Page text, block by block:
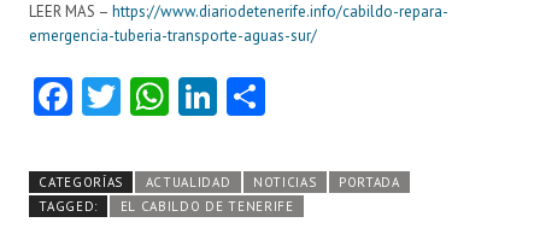
LEER MAS – https://www.diariodetenerife.info/cabildo-repara-
emergencia-tuberia-transporte-aguas-sur/
Fa
b
o
T
itt
er
W
ts
A
Li
e
dI
m
pa
CATEGORÍAS ACTUALIDAD NOTICIAS
PORTADA
TAGGED:
EL CABILDO DE TENERIFE